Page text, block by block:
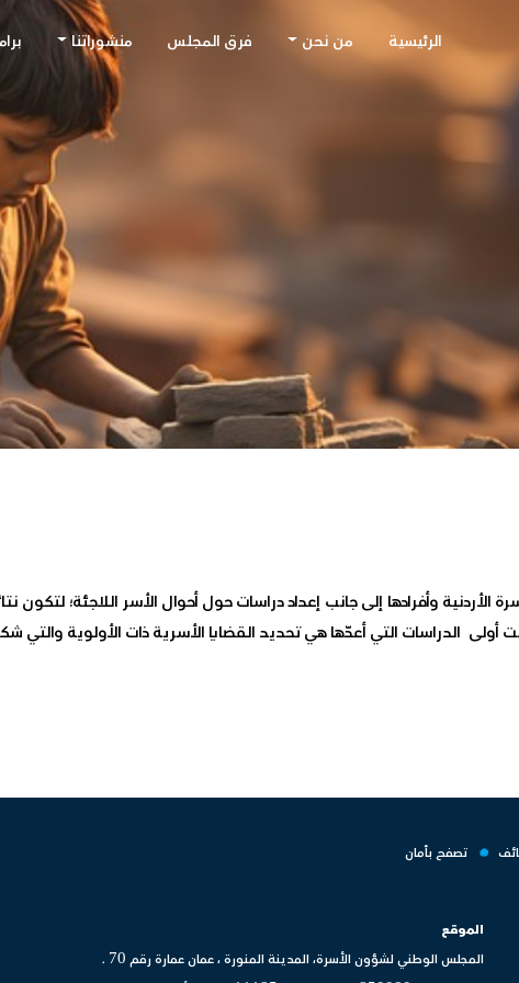
الرئيسية من نحن فرق المجلس منشوراتنا
وأفرادها إلى جانب إعداد دراسات حول أحوال الأسر اللاجئة؛ لتكون
أولى الدراسات التي أعدّها هي تحديد القضايا الأسرية ذات الأولوية
تصفح بأمان
الموقع
المجلس الوطني لشؤون الأسرة، المدينة المنورة ، عمان عمارة رقم 70 .